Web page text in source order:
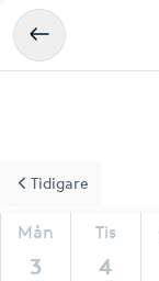
Mån
3
Tis
4
Tidigare